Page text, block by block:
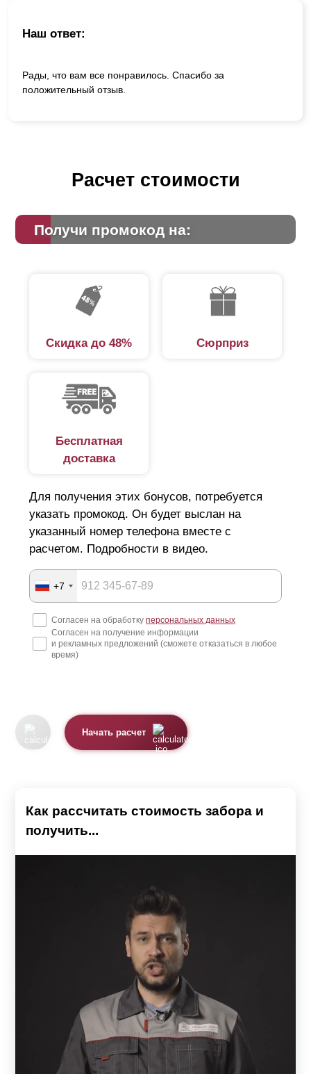
Наш ответ:
Рады, что вам все понравилось. Спасибо за
положительный отзыв.
Расчет стоимости
Получи промокод на:
Скидка до 48% Сюрприз
Бесплатная
доставка
Для получения этих бонусов, потребуется
указать промокод. Он будет выслан на
указанный номер телефона вместе с
расчетом. Подробности в видео.
+7
Согласен на обработку персональных данных
Согласен на получение информации
и рекламных предложений (сможете отказаться в любое
время)
Начать расчет
Как рассчитать стоимость забора и
получить...